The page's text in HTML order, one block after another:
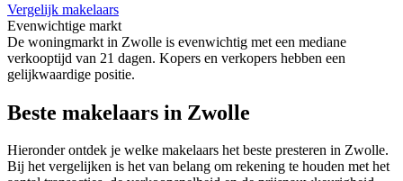
Vergelijk makelaars
Evenwichtige markt
De woningmarkt in Zwolle is evenwichtig met een mediane
verkooptijd van 21 dagen. Kopers en verkopers hebben een
gelijkwaardige positie.
Beste makelaars in Zwolle
Hieronder ontdek je welke makelaars het beste presteren in Zwolle.
Bij het vergelijken is het van belang om rekening te houden met het